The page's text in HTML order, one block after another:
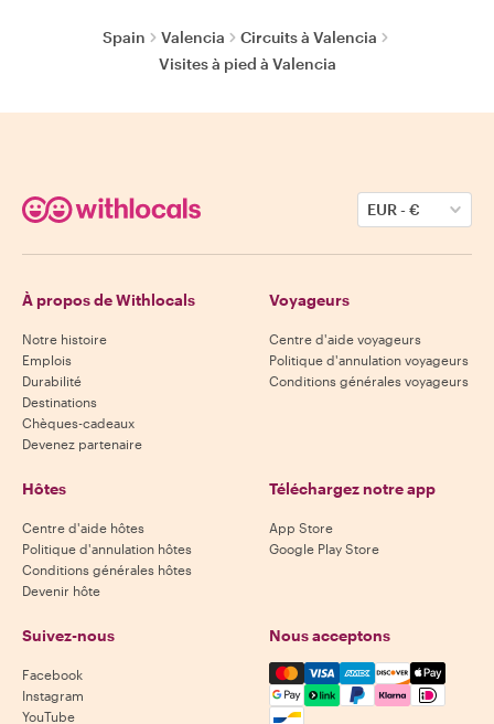
Spain Valencia
Circuits à Valencia
Visites à pied à Valencia
EUR-€
À propos de Withlocals
Notre histoire
Emplois
Durabilité
Destinations
Chèques-cadeaux
Devenez partenaire
Voyageurs
Centre d'aide voyageurs
Politique d'annulation voyageurs
Conditions générales voyageurs
Hôtes
Centre d'aide hôtes
Politique d'annulation hôtes
Conditions générales hôtes
Devenir hôte
Téléchargez notre app
App Store
Google Play Store
Suivez-nous
Facebook
Instagram
YouTube
Nous acceptons
Mastercard, Visa, Amex,